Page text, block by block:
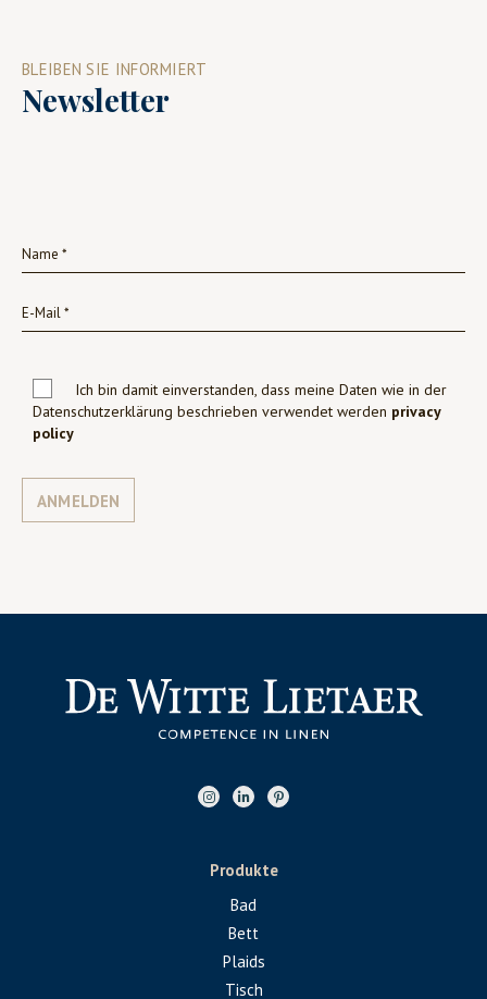
BLEIBEN SIE INFORMIERT
Newsletter
Ich bin damit einverstanden, dass meine Daten wie in der
Datenschutzerklärung beschrieben verwendet werden privacy
policy
ANMELDEN
Produkte
Bad
Bett
Plaids
Tisch